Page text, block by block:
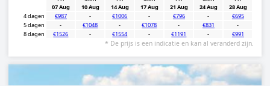
07 Aug
10 Aug
14 Aug
17 Aug
21 Aug
24 Aug
28 Aug
4 dagen
€987 - €1006 - €796 -
€695
5 dagen
- €1048 - €1078 - €831
-
8 dagen
€1526 - €1554 - €1191 - €991
* De prijs is een indicatie en kan al veranderd zijn.